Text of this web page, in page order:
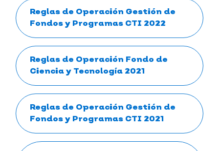
Reglas de Operación Gestión de
Fondos y Programas CTI 2022
Reglas de Operación Fondo de
Ciencia y Tecnología 2021
Reglas de Operación Gestión de
Fondos y Programas CTI 2021